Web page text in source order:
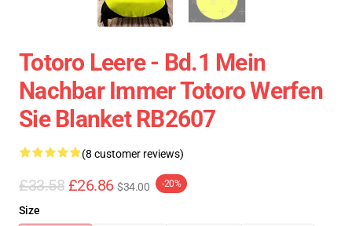
Totoro Leere - Bd.1 Mein
Nachbar Immer Totoro Werfen
Sie Blanket RB2607
(8 customer reviews)
£33.58 £26.86 $34.00 -20%
Size